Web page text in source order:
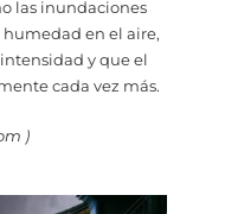
las inundaciones
en el aire,
y que el
cada vez más.
)